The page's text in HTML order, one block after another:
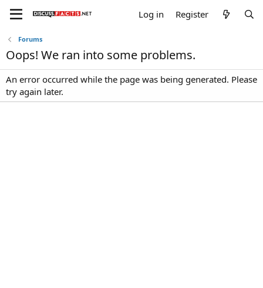
Log in Register
Forums
Oops! We ran into some problems.
An error occurred while the page was being generated. Please
try again later.